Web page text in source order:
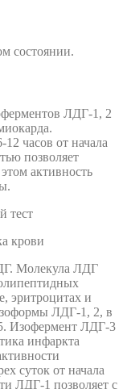
состоянии.
ЛДГ-1, 2
часов от начала
позволяет
активность
тест
крови
Молекула ЛДГ
эритроцитах и
ЛДГ-1, 2, в
Изофермент ЛДГ-3
инфаркта
суток от начала
ЛДГ-1 позволяет с